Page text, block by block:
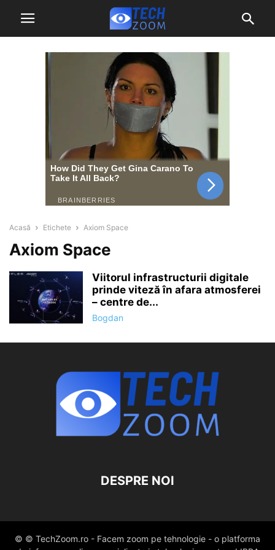
Acasă Etichete Axiom Space
Axiom Space
Viitorul infrastructurii digitale
prinde viteză în afara atmosferei
– centre de...
Bogdan
DESPRE NOI
© © TechZoom.ro - Facem zoom pe tehnologie - o platforma